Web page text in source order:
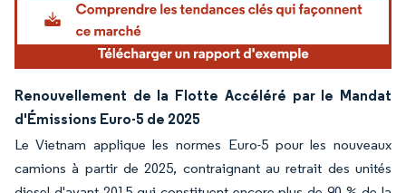
Renouvellement de la Flotte Accéléré par le Mandat
d'Émissions Euro-5 de 2025
Le Vietnam applique les normes Euro-5 pour les nouveaux
camions à partir de 2025, contraignant au retrait des unités